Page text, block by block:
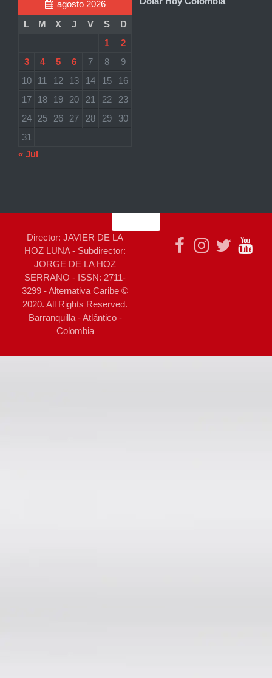
agosto 2026
L
M X J V S
D
1
2
3
4 5 6 7 8
9
10
11 12 13 14 15
16
17
18 19 20 21 22
23
24
25 26 27 28 29
30
31
« Jul
Director: JAVIER DE LA
HOZ LUNA - Subdirector:
JORGE DE LA HOZ
SERRANO - ISSN: 2711-
3299 - Alternativa Caribe ©
2020. All Rights Reserved.
Barranquilla - Atlántico -
Colombia